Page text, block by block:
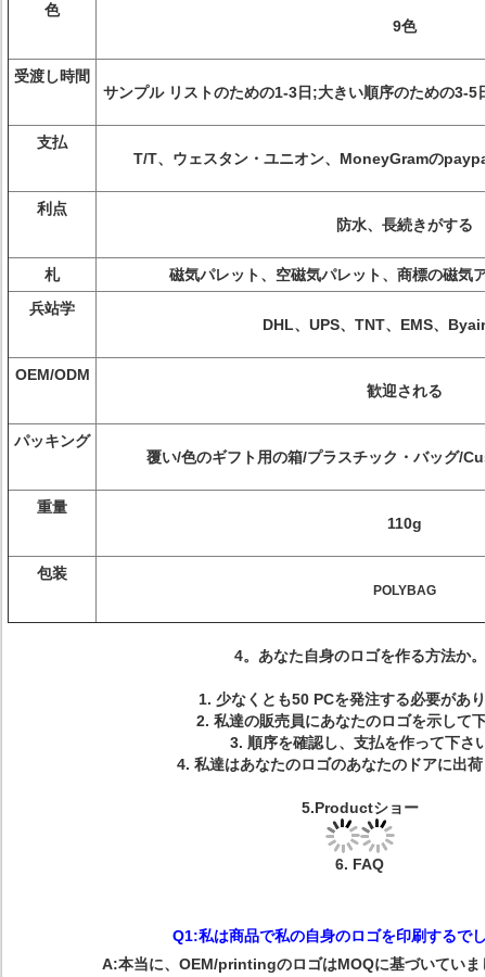
色
9色
受渡し時間
サンプル リストのための1-3日;大きい順序のための3-5
支払
T/T、ウェスタン・ユニオン、MoneyGramの
利点
防水、長続きがする
札
磁気パレット、空磁気パレット、商標の磁気
兵站学
DHL、UPS、TNT、EMS、
OEM/ODM
歓迎される
パッキング
覆い/色のギフト用の箱/プラスチック・バッグ/
重量
110g
包装
POLYBAG
4。 あなた自身のロゴを作る方法か。
1. 少なくとも50 PCを発注する必要があ
2. 私達の販売員にあなたのロゴを示して
3. 順序を確認し、支払を作って下さ
4. 私達はあなたのロゴのあなたのドアに出
5.Productショー
6. FAQ
Q1:私は商品で私の自身のロゴを印刷するで
A:本当に、OEM/printingのロゴはMOQに基づいていま